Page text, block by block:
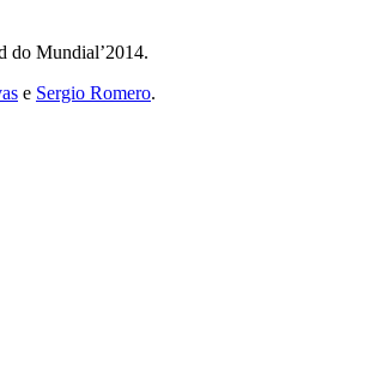
do Mundial’2014.
e Sergio Romero.